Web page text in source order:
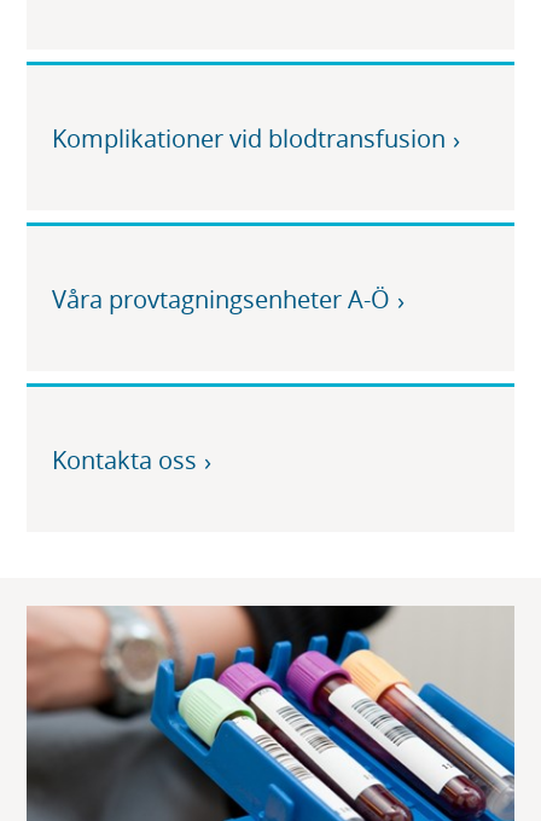
Komplikationer vid blodtransfusion
Våra provtagningsenheter A-Ö
Kontakta oss